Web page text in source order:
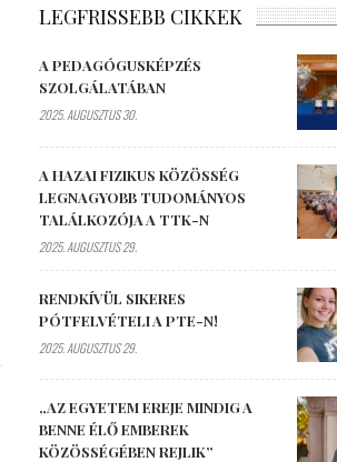
LEGFRISSEBB CIKKEK
A PEDAGÓGUSKÉPZÉS
SZOLGÁLATÁBAN
2025. AUGUSZTUS 30.
A HAZAI FIZIKUS KÖZÖSSÉG
LEGNAGYOBB TUDOMÁNYOS
TALÁLKOZÓJA A TTK-N
2025. AUGUSZTUS 29.
RENDKÍVÜL SIKERES
PÓTFELVÉTELI A PTE-N!
2025. AUGUSZTUS 29.
„AZ EGYETEM EREJE MINDIG A
BENNE ÉLŐ EMBEREK
KÖZÖSSÉGÉBEN REJLIK”